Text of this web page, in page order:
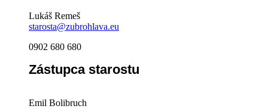
Lukáš Remeš
starosta@zubrohlava.eu
0902 680 680
Zástupca starostu
Emil Bolibruch